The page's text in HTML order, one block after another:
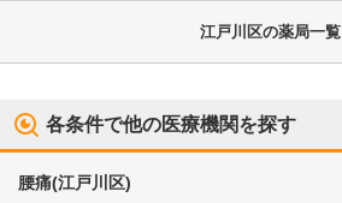
江戸川区の薬局一覧
各条件で他の医療機関を探す
腰痛(江戸川区)